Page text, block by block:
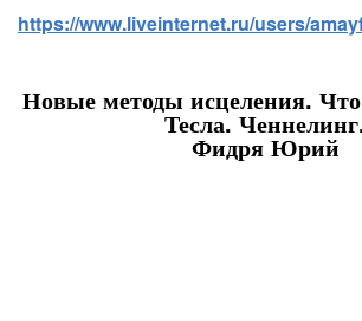
https://www.liveinternet.ru/users/
Новые методы исцеления.
Тесла.
Фидря Юрий